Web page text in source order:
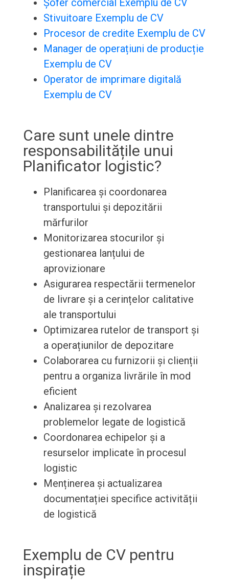
Șofer comercial Exemplu de CV
Stivuitoare Exemplu de CV
Procesor de credite Exemplu de CV
Manager de operațiuni de producție
Exemplu de CV
Operator de imprimare digitală
Exemplu de CV
Care sunt unele dintre
responsabilitățile unui
Planificator logistic?
Planificarea și coordonarea
transportului și depozitării
mărfurilor
Monitorizarea stocurilor și
gestionarea lanțului de
aprovizionare
Asigurarea respectării termenelor
de livrare și a cerințelor calitative
ale transportului
Optimizarea rutelor de transport și
a operațiunilor de depozitare
Colaborarea cu furnizorii și clienții
pentru a organiza livrările în mod
eficient
Analizarea și rezolvarea
problemelor legate de logistică
Coordonarea echipelor și a
resurselor implicate în procesul
logistic
Menținerea și actualizarea
documentației specifice activității
de logistică
Exemplu de CV pentru
inspirație